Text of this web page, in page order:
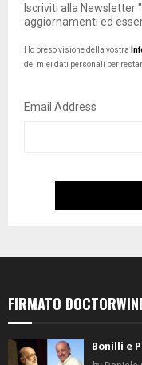
Iscriviti alla Newsletter
aggiornamenti ed
Ho preso visione della vostra
dei miei dati personali per
Email Address
FIRMATO
Bonilli e